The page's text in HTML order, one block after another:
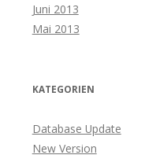
Juni 2013
Mai 2013
KATEGORIEN
Database Update
New Version